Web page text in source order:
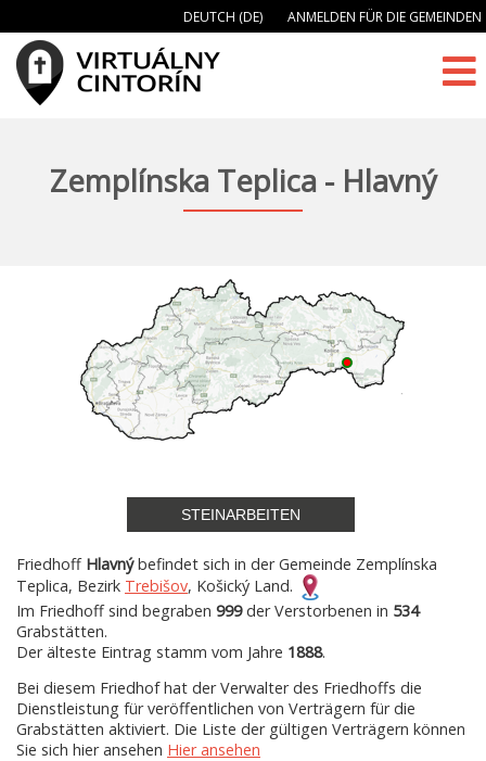
DEUTCH (DE) ANMELDEN FÜR DIE GEMEINDEN
Zemplínska Teplica - Hlavný
STEINARBEITEN
Friedhoff Hlavnýbefindet sich in der Gemeinde Zemplínska
Teplica, Bezirk Trebišov, Košický Land.
Im Friedhoff sind begraben 999der Verstorbenen in 534
Grabstätten.
Der älteste Eintrag stamm vom Jahre 1888.
Bei diesem Friedhof hat der Verwalter des Friedhoffs die
Dienstleistung für veröffentlichen von Verträgern für die
Grabstätten aktiviert. Die Liste der gültigen Verträgern können
Sie sich hier ansehen Hier ansehen